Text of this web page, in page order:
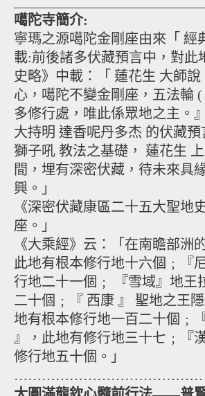
噶陀寺簡介:
寧瑪之源噶陀金剛座由來「 經
載:前後諸多伏藏預言中，對
史略》中載：「 蓮花生 大師
心，噶陀不變金剛座，五法輪
多修行處，唯此係眾地之主。』
大持明 達香呢丹多杰 的伏藏
獅子吼 教法之基礎， 蓮花生
間，埋有深密伏藏，待未來具
興。」
《深密伏藏康區二十五大聖地
座。」
《大乘經》云：「在南瞻部洲
此地有根本修行地十六個﹔『
行地二十一個﹔ 『雪域』地王
二十個﹔『 西康 』 聖地之王
地有根本修行地一百二十個﹔
』，此地有修行地三十七﹔『
修行地五十個。」